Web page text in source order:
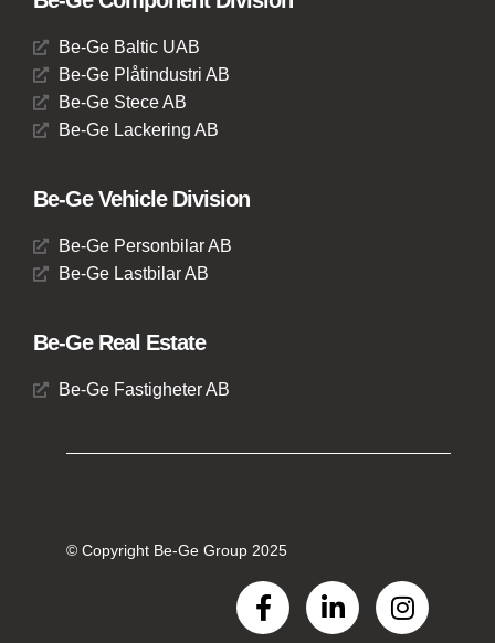
Be-Ge Baltic UAB
Be-Ge Plåtindustri AB
Be-Ge Stece AB
Be-Ge Lackering AB
Be-Ge Vehicle Division
Be-Ge Personbilar AB
Be-Ge Lastbilar AB
Be-Ge Real Estate
Be-Ge Fastigheter AB
© Copyright Be-Ge Group 2025